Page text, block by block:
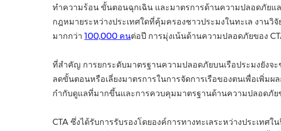
ทำความร้อน ขั้นตอนฉุกเฉิน และมาตรการด้านความปลอดภัย
กฎหมายระหว่างประเทศใดที่คุ้มครองชาวประมงในทะเล งานวิ
มากกว่า 100,000 คนต่อปี การมุ่งเน้นด้านความปลอดภัยของ
ที่สำคัญ การยกระดับมาตรฐานความปลอดภัยบนเรือประมงยัง
ลดขั้นตอนหรือเลี่ยงมาตรการในการจัดการเรือของตนเพื่อเพิ่ม
กำกับดูแลที่มากขึ้นและการควบคุมมาตรฐานด้านความปลอดภัย
CTA ซึ่งได้รับการรับรองโดยองค์การทางทะเลระหว่างประเท